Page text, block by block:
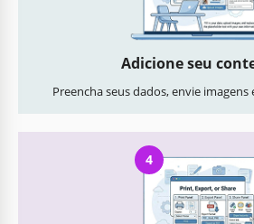
Adicione seu
Preencha seus dados, envie
4